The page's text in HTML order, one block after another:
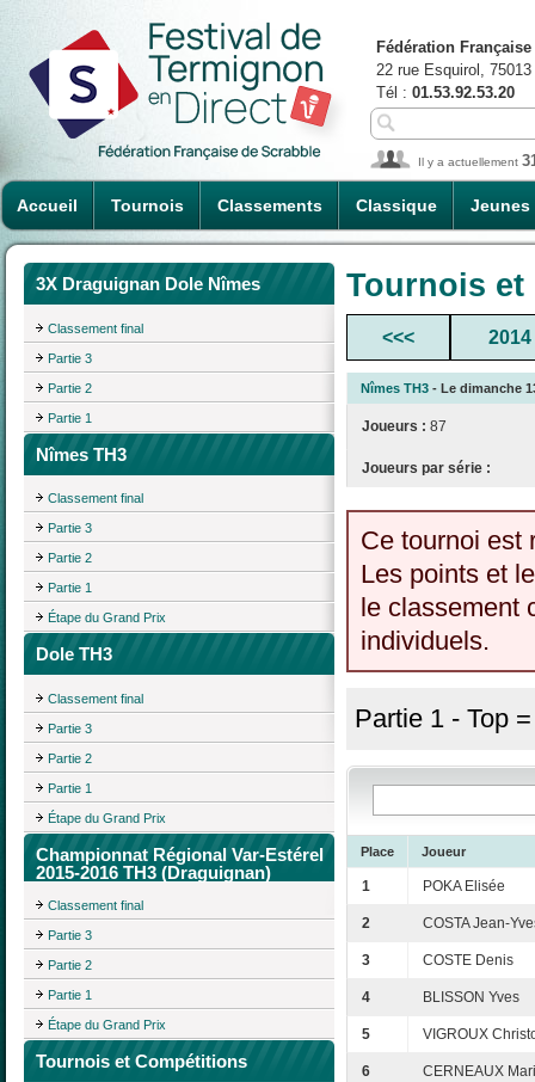
Accueil Tournois Classements Classique Jeunes
Fédération
22 rue Esquirol,
Tél : 01.53.92.53.20
Il y a actuellement
3X Draguignan Dole Nîmes
Classement final
Partie 3
Partie 2
Partie 1
Nîmes TH3
Classement final
Partie 3
Partie 2
Partie 1
Étape du Grand Prix
Dole TH3
Classement final
Partie 3
Partie 2
Partie 1
Étape du Grand Prix
Championnat Régional Var-Estérel
2015-2016 TH3 (Draguignan)
Classement final
Partie 3
Partie 2
Partie 1
Étape du Grand Prix
Tournois et Compétitions
Tournois
<<< 2014
Nîmes TH3 - Le dimanche
Joueurs : 87
Joueurs par série :
Ce tournoi est
Les points et
le classement
individuels.
Partie 1 - Top
Place Joueur
1 POKA Elisée
2 COSTA Jean-
3 COSTE Denis
4 BLISSON Yves
5 VIGROUX
6 CERNEAUX